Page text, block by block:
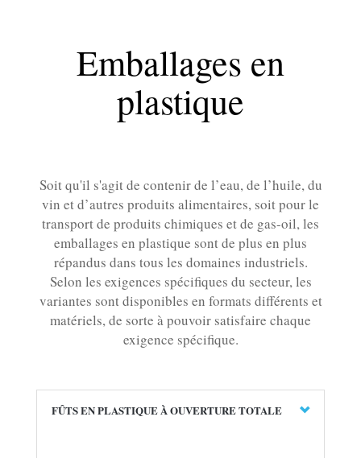
Emballages en
plastique
Soit qu'il s'agit de contenir de l’eau, de l’huile, du
vin et d’autres produits alimentaires, soit pour le
transport de produits chimiques et de gas-oil, les
emballages en plastique sont de plus en plus
répandus dans tous les domaines industriels.
Selon les exigences spécifiques du secteur, les
variantes sont disponibles en formats différents et
matériels, de sorte à pouvoir satisfaire chaque
exigence spécifique.
FÛTS EN PLASTIQUE À OUVERTURE TOTALE